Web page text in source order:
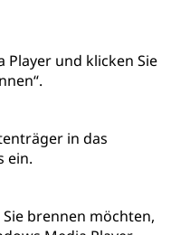
Player und klicken Sie
in das
ein.
brennen möchten,